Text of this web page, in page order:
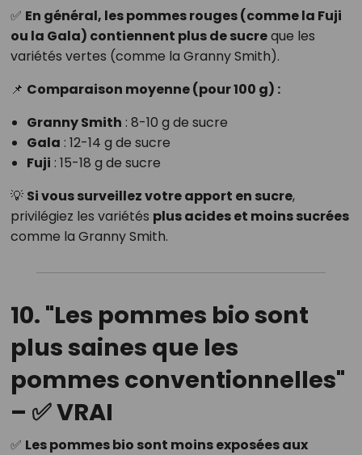
✅ En général, les pommes rouges (comme la Fuji
ou la Gala) contiennent plus de sucreque les
variétés vertes (comme la Granny Smith).
📌 Comparaison moyenne (pour 100 g) :
Granny Smith : 8-10 g de sucre
Gala : 12-14 g de sucre
Fuji : 15-18 g de sucre
💡 Si vous surveillez votre apport en sucre,
privilégiez les variétés plus acides et moins sucrées
comme la Granny Smith.
10. "Les pommes bio sont
plus saines que les
pommes conventionnelles"
– ✅ VRAI
✅ Les pommes bio sont moins exposées aux